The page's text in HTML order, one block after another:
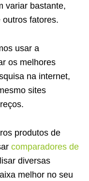
variar bastante,
fatores.
usar a
os melhores
na internet,
sites
produtos de
comparadores de
diversas
melhor no seu